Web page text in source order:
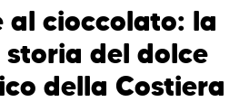
al cioccolato: la
del dolce
della Costiera